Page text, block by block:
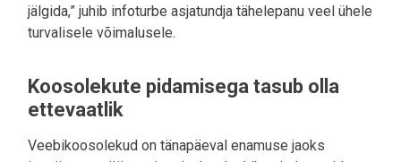
jälgida,” juhib infoturbe asjatundja tähelepanu veel ühele
turvalisele võimalusele.
Koosolekute pidamisega tasub olla
ettevaatlik
Veebikoosolekud on tänapäeval enamuse jaoks